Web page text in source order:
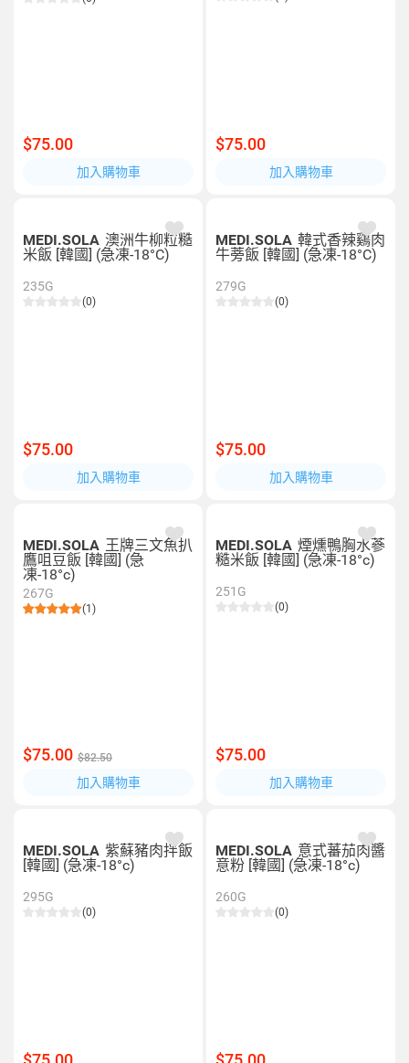
$75.00
加入購物車
$75.00
加入購物車
MEDI.SOLA 澳洲牛柳粒糙
米飯 [韓國] (急凍-18°C)
235G
(0)
$75.00
加入購物車
MEDI.SOLA 韓式香辣鷄肉
牛蒡飯 [韓國] (急凍-18°C)
279G
(0)
$75.00
加入購物車
MEDI.SOLA 王牌三文魚扒
鷹咀豆飯 [韓國] (急
凍-18°c)
267G
(1)
$75.00 $82.50
加入購物車
MEDI.SOLA 煙燻鴨胸水蔘
糙米飯 [韓國] (急凍-18°c)
251G
(0)
$75.00
加入購物車
MEDI.SOLA 紫蘇豬肉拌飯
[韓國] (急凍-18°c)
295G
(0)
MEDI.SOLA 意式蕃茄肉醬
意粉 [韓國] (急凍-18°c)
260G
(0)